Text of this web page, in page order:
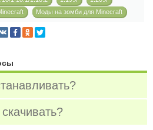
Моды на зомби для Minecraft